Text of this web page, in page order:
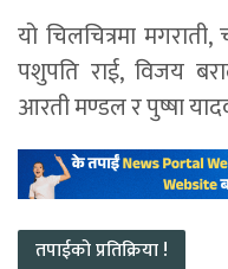
यो चिलचित्रमा
पशुपति राई, विजय
आरती मण्डल र पुष्षा
तपाईको प्रतिक्रिया !